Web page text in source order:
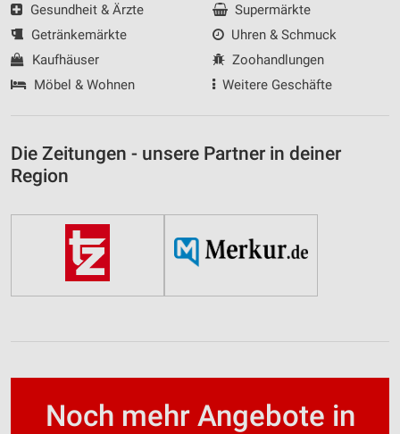
Gesundheit & Ärzte
Getränkemärkte
Kaufhäuser
Möbel & Wohnen
Supermärkte
Uhren & Schmuck
Zoohandlungen
Weitere Geschäfte
Die Zeitungen - unsere Partner in deiner
Region
Noch mehr Angebote in